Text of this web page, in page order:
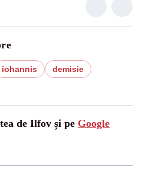
iohannis
demisie
de Ilfov și pe Google